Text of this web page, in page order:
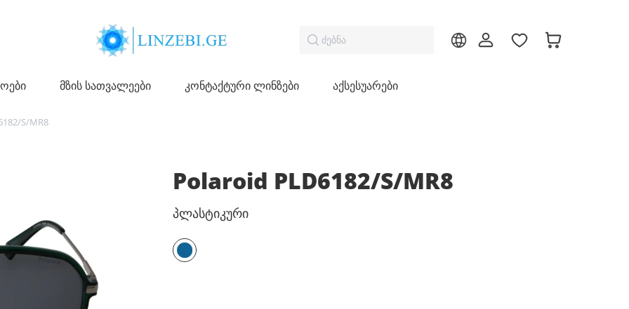
ძებნა
მზის სათვალეები კონტაქტური ლინზები აქსესუარები
S/MR8
Polaroid PLD6182/S/MR8
პლასტიკური